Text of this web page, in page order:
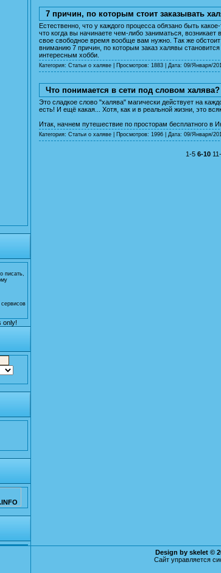
писать,
only!
7 причин, по которым стоит заказывать
Естественно, что у каждого процесса обязано быть
что когда вы начинаете чем-либо заниматься,
свое свободное время вообще вам нужно. Так же
вниманию 7 причин, по которым заказ халявы
интересным хобби.
Категория: Статьи о халяве | Просмотров: 1883 | Дата: 09/Января/
Что понимается в сети под словом халява?
Это сладкое слово "халява" магически действует на
есть! И ещё какая... Хотя, как и в реальной жизни, это
Итак, начнем путешествие по просторам бесплатного в
Категория: Статьи о халяве | Просмотров: 1996 | Дата: 09/Января/
1-5 6-10
Design by skelet ©
Сайт управляется